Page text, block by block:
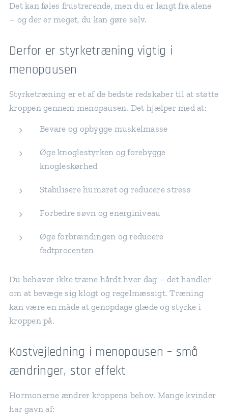
Det kan føles frustrerende, men du er langt fra alene
– og der er meget, du kan gøre selv.
Derfor er styrketræning vigtig i
menopausen
Styrketræning er et af de bedste redskaber til at støtte
kroppen gennem menopausen. Det hjælper med at:
Bevare og opbygge muskelmasse
Øge knoglestyrken og forebygge
knogleskørhed
Stabilisere humøret og reducere stress
Forbedre søvn og energiniveau
Øge forbrændingen og reducere
fedtprocenten
Du behøver ikke træne hårdt hver dag – det handler
om at bevæge sig klogt og regelmæssigt. Træning
kan være en måde at genopdage glæde og styrke i
kroppen på.
Kostvejledning i menopausen – små
ændringer, stor effekt
Hormonerne ændrer kroppens behov. Mange kvinder
har gavn af: